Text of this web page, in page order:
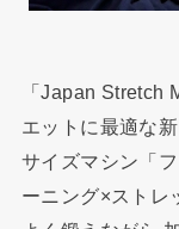
「Japan Stretch
エットに最適な
サイズマシン「
ーニング×ストレ